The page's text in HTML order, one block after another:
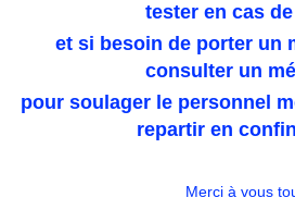
tester en cas
et si besoin de porter un
consulter un
pour soulager le personnel
repartir en
Merci à vous